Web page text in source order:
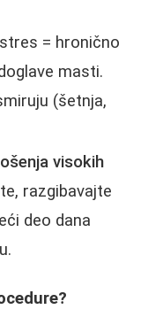
= hronično
masti.
(šetnja,
visokih
razgibavajte
deo dana